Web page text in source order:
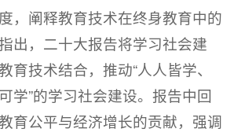
，阐释教育技术在终身教育中的
出，二十大报告将学习社会建
育技术结合，推动“人人皆学、
学”的学习社会建设。报告中回
育公平与经济增长的贡献，强调